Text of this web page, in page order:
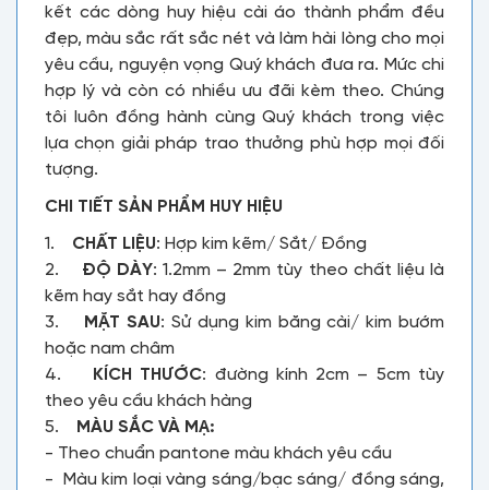
kết các dòng huy hiệu cài áo thành phẩm đều
đẹp, màu sắc rất sắc nét và làm hài lòng cho mọi
yêu cầu, nguyện vọng Quý khách đưa ra. Mức chi
hợp lý và còn có nhiều ưu đãi kèm theo. Chúng
tôi luôn đồng hành cùng Quý khách trong việc
lựa chọn giải pháp trao thưởng phù hợp mọi đối
tượng.
CHI TIẾT SẢN PHẨM HUY HIỆU
1. CHẤT LIỆU: Hợp kim kẽm/ Sắt/ Đồng
2.
ĐỘ DÀY: 1.2mm – 2mm tùy theo chất liệu là
kẽm hay sắt hay đồng
3.
MẶT SAU: Sử dụng kim băng cài/ kim bướm
hoặc nam châm
4.
KÍCH THƯỚC: đường kính 2cm – 5cm tùy
theo yêu cầu khách hàng
5.
MÀU SẮC VÀ MẠ:
- Theo chuẩn pantone màu khách yêu cầu
- Màu kim loại vàng sáng/bạc sáng/ đồng sáng,